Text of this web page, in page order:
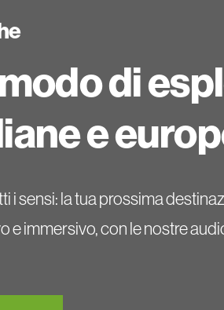
di
e
i sensi: la tua prossima
e immersivo, con le nostre